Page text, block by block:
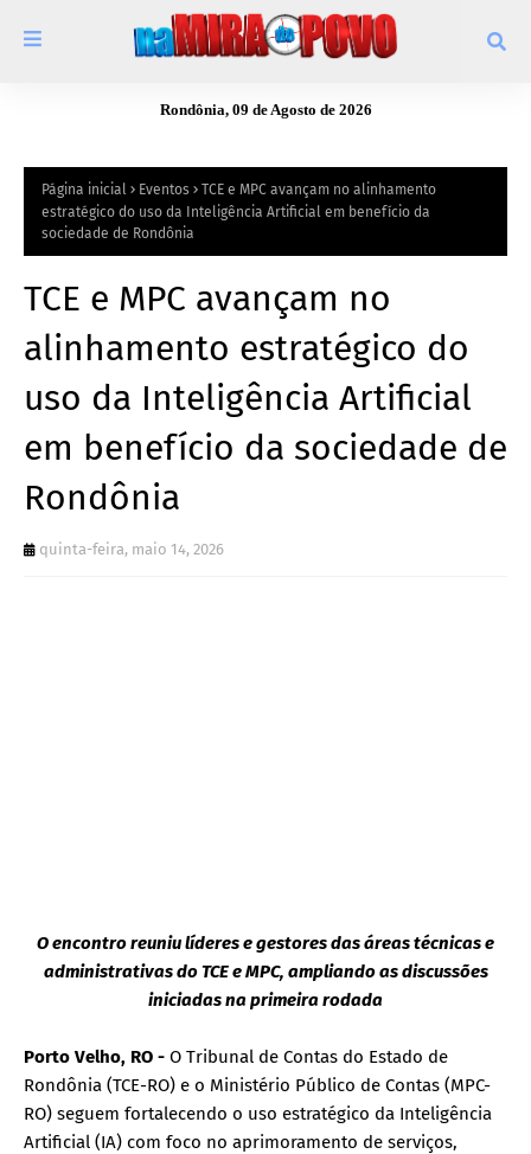
Rondônia, 09 de Agosto de 2026
Página inicial Eventos
TCE e MPC avançam no alinhamento
estratégico do uso da Inteligência Artificial em benefício da
sociedade de Rondônia
TCE e MPC avançam no
alinhamento estratégico do
uso da Inteligência Artificial
em benefício da sociedade de
Rondônia
quinta-feira, maio 14, 2026
O encontro reuniu líderes e gestores das áreas técnicas e
administrativas do TCE e MPC, ampliando as discussões
iniciadas na primeira rodada
Porto Velho, RO - O Tribunal de Contas do Estado de
Rondônia (TCE-RO) e o Ministério Público de Contas (MPC-
RO) seguem fortalecendo o uso estratégico da Inteligência
Artificial (IA) com foco no aprimoramento de serviços,